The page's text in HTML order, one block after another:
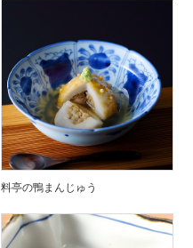
料亭の鴨まんじゅう